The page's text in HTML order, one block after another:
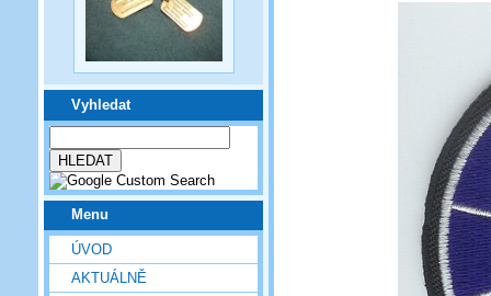
Vyhledat
Menu
ÚVOD
AKTUÁLNĚ